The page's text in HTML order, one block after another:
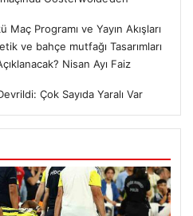
Programı ve Yayın Akışları
ve bahçe mutfağı Tasarımları
Nisan Ayı Faiz
Çok Sayıda Yaralı Var